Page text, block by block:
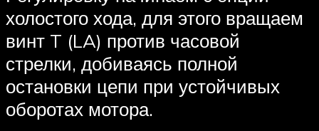
холостого хода, для этого вращаем
винт T (LA) против часовой
стрелки, добиваясь полной
остановки цепи при устойчивых
оборотах мотора.